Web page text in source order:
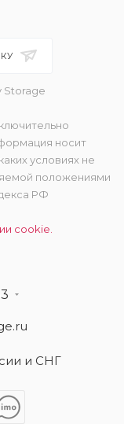
Storage
носит
условиях не
положениями
РФ
cookie.
и СНГ